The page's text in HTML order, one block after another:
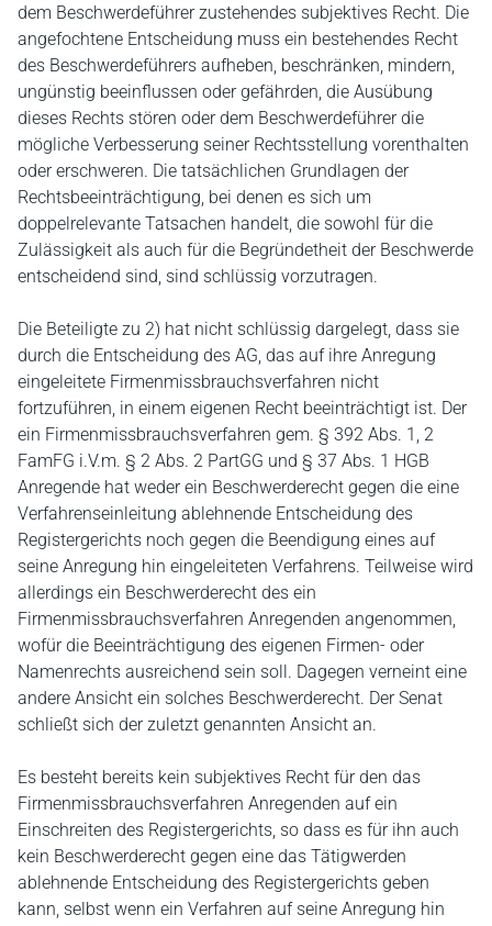
dem Beschwerdeführer zustehendes subjektives Recht. Die
angefochtene Entscheidung muss ein bestehendes Recht
des Beschwerdeführers aufheben, beschränken, mindern,
ungünstig beeinflussen oder gefährden, die Ausübung
dieses Rechts stören oder dem Beschwerdeführer die
mögliche Verbesserung seiner Rechtsstellung vorenthalten
oder erschweren. Die tatsächlichen Grundlagen der
Rechtsbeeinträchtigung, bei denen es sich um
doppelrelevante Tatsachen handelt, die sowohl für die
Zulässigkeit als auch für die Begründetheit der Beschwerde
entscheidend sind, sind schlüssig vorzutragen.
Die Beteiligte zu 2) hat nicht schlüssig dargelegt, dass sie
durch die Entscheidung des AG, das auf ihre Anregung
eingeleitete Firmenmissbrauchsverfahren nicht
fortzuführen, in einem eigenen Recht beeinträchtigt ist. Der
ein Firmenmissbrauchsverfahren gem. § 392 Abs. 1, 2
FamFG i.V.m. § 2 Abs. 2 PartGG und § 37 Abs. 1 HGB
Anregende hat weder ein Beschwerderecht gegen die eine
Verfahrenseinleitung ablehnende Entscheidung des
Registergerichts noch gegen die Beendigung eines auf
seine Anregung hin eingeleiteten Verfahrens. Teilweise wird
allerdings ein Beschwerderecht des ein
Firmenmissbrauchsverfahren Anregenden angenommen,
wofür die Beeinträchtigung des eigenen Firmen- oder
Namenrechts ausreichend sein soll. Dagegen verneint eine
andere Ansicht ein solches Beschwerderecht. Der Senat
schließt sich der zuletzt genannten Ansicht an.
Es besteht bereits kein subjektives Recht für den das
Firmenmissbrauchsverfahren Anregenden auf ein
Einschreiten des Registergerichts, so dass es für ihn auch
kein Beschwerderecht gegen eine das Tätigwerden
ablehnende Entscheidung des Registergerichts geben
kann, selbst wenn ein Verfahren auf seine Anregung hin